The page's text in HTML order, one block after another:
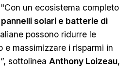
un ecosistema completo
solari e batterie di
possono ridurre le
e massimizzare i risparmi in
sottolinea Anthony Loizeau,